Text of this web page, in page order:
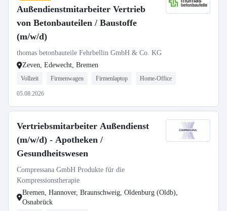
Außendienstmitarbeiter Vertrieb
von Betonbauteilen / Baustoffe
(m/w/d)
thomas betonbauteile Fehrbellin GmbH & Co. KG
Zeven, Edewecht, Bremen
Vollzeit Firmenwagen Firmenlaptop Home-Office
05.08.2026
Vertriebsmitarbeiter Außendienst
(m/w/d) - Apotheken /
Gesundheitswesen
Compressana GmbH Produkte für die
Kompressionstherapie
Bremen, Hannover, Braunschweig, Oldenburg (Oldb),
Osnabrück